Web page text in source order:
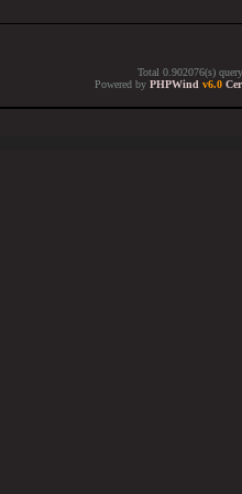
Total 0.902076(s)
Powered by PHPWind v6.0